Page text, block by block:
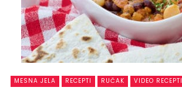
MESNA JELA RECEPTI RUČAK VIDEO RECEPTI